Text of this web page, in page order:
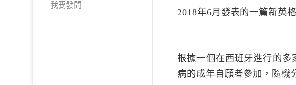
我要發問
2018年6月發表的一篇新英
根據一個在西班牙進行的多
病的成年自願者參加，隨機